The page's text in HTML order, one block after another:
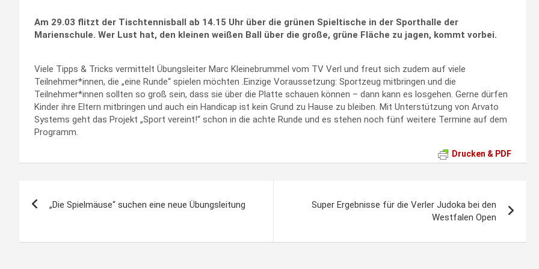
Am 29.03 flitzt der Tischtennisball ab 14.15 Uhr über die grünen Spieltische in der Sporthalle der
Marienschule. Wer Lust hat, den kleinen weißen Ball über die große, grüne Fläche zu jagen, kommt vorbei.
Viele Tipps & Tricks vermittelt Übungsleiter Marc Kleinebrummel vom TV Verl und freut sich zudem auf viele
Teilnehmer*innen, die „eine Runde“ spielen möchten .Einzige Voraussetzung: Sportzeug mitbringen und die
Teilnehmer*innen sollten so groß sein, dass sie über die Platte schauen können – dann kann es losgehen. Gerne dürfen
Kinder ihre Eltern mitbringen und auch ein Handicap ist kein Grund zu Hause zu bleiben. Mit Unterstützung von Arvato
Systems geht das Projekt „Sport vereint!“ schon in die achte Runde und es stehen noch fünf weitere Termine auf dem
Programm.
Drucken & PDF
„Die Spielmäuse“ suchen eine neue Übungsleitung
Super Ergebnisse für die Verler Judoka bei den
Westfalen Open